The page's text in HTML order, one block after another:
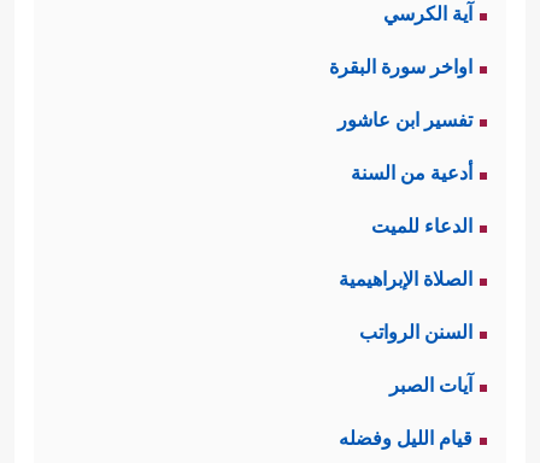
آية الكرسي
اواخر سورة البقرة
تفسير ابن عاشور
أدعية من السنة
الدعاء للميت
الصلاة الإبراهيمية
السنن الرواتب
آيات الصبر
قيام الليل وفضله